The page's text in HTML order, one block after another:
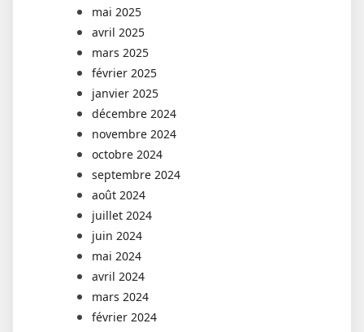
mai 2025
avril 2025
mars 2025
février 2025
janvier 2025
décembre 2024
novembre 2024
octobre 2024
septembre 2024
août 2024
juillet 2024
juin 2024
mai 2024
avril 2024
mars 2024
février 2024